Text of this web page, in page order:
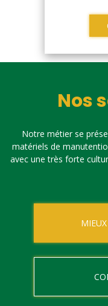
Nos
Notre métier se
matériels de
avec une très forte